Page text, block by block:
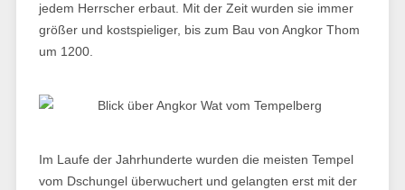
jedem Herrscher erbaut. Mit der Zeit wurden sie immer
größer und kostspieliger, bis zum Bau von Angkor Thom
um 1200.
Im Laufe der Jahrhunderte wurden die meisten Tempel
vom Dschungel überwuchert und gelangten erst mit der